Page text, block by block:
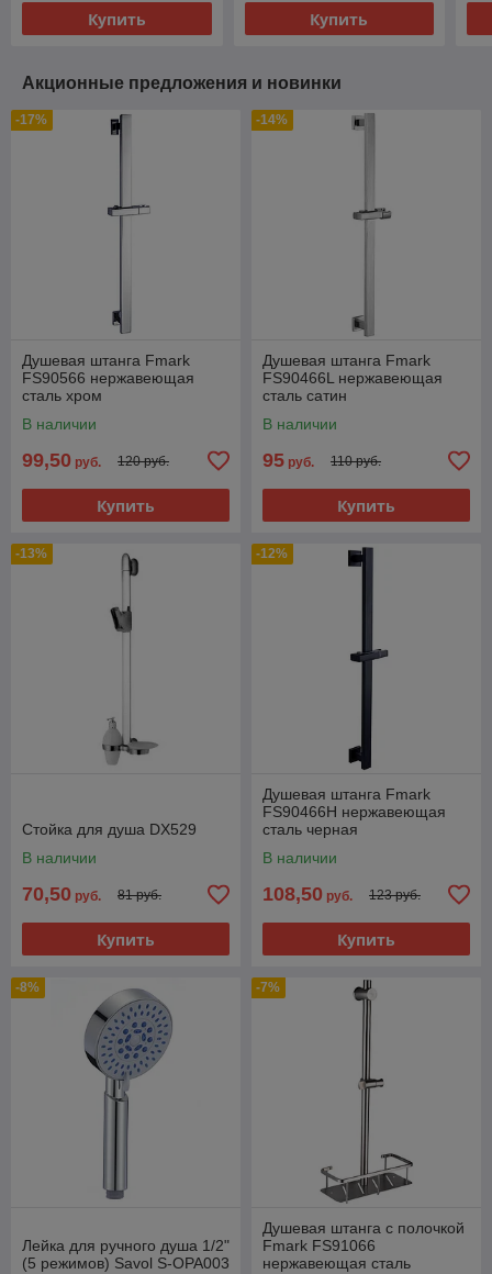
Купить Купить
Акционные предложения и новинки
-17%
Душевая штанга Fmark
FS90566 нержавеющая
сталь хром
В наличии
99,50 руб. 120 руб.
Купить
-14%
Душевая штанга Fmark
FS90466L нержавеющая
сталь сатин
В наличии
95 руб. 110 руб.
Купить
-13%
Стойка для душа DX529
В наличии
70,50 руб. 81 руб.
Купить
-12%
Душевая штанга Fmark
FS90466H нержавеющая
сталь черная
В наличии
108,50 руб. 123 руб.
Купить
-8%
Лейка для ручного душа 1/2"
(5 режимов) Savol S-OPA003
-7%
Душевая штанга с полочкой
Fmark FS91066
нержавеющая сталь